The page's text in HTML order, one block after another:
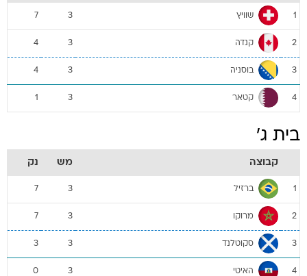
1 שוויץ 3
7
2 קנדה 3
4
3 בוסניה 3
4
4 קטאר 3
1
בית ג'
קבוצה מש נק
1 ברזיל 3
7
2 מרוקו 3
7
3 סקוטלנד 3
3
4 האיטי 3
0